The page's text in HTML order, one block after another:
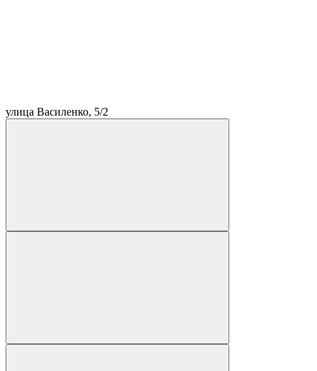
улица Василенко, 5/2